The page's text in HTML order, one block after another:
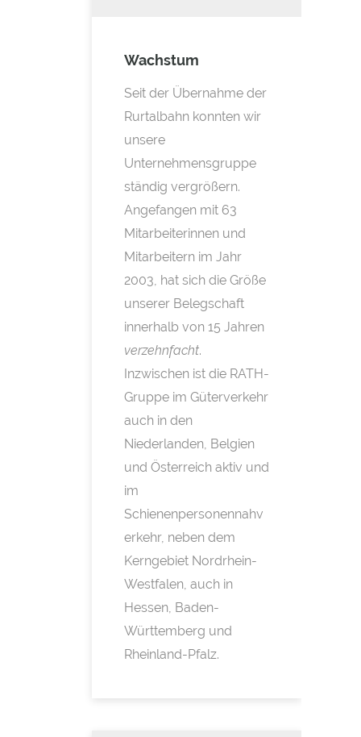
Wachstum
Seit der Übernahme der
Rurtalbahn konnten wir
unsere
Unternehmensgruppe
ständig vergrößern.
Angefangen mit 63
Mitarbeiterinnen und
Mitarbeitern im Jahr
2003, hat sich die Größe
unserer Belegschaft
innerhalb von 15 Jahren
verzehnfacht.
Inzwischen ist die RATH-
Gruppe im Güterverkehr
auch in den
Niederlanden, Belgien
und Österreich aktiv und
im
Schienenpersonennahv
erkehr, neben dem
Kerngebiet Nordrhein-
Westfalen, auch in
Hessen, Baden-
Württemberg und
Rheinland-Pfalz.